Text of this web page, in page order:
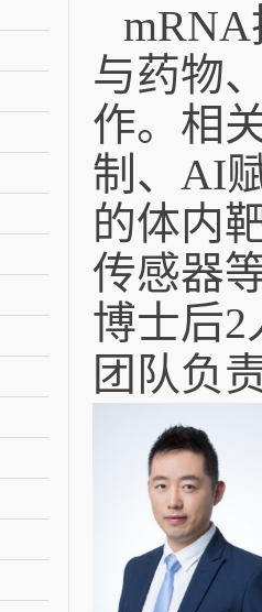
与药物
作。相
制、AI
的体内
传感器
博士后2
团队负